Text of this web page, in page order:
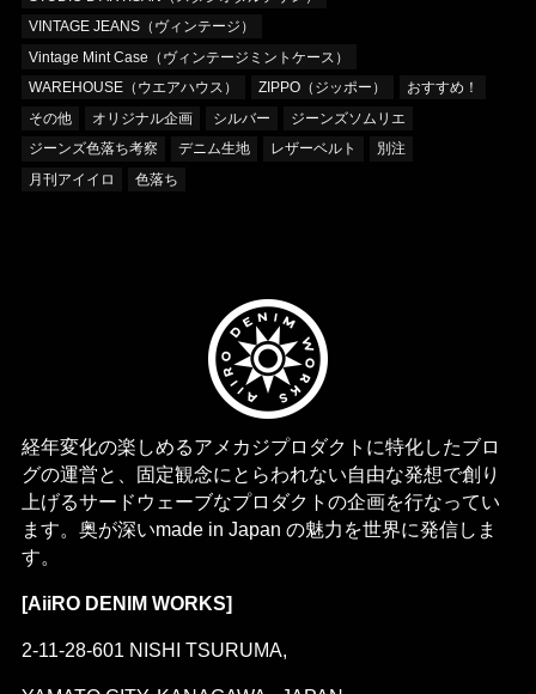
VINTAGE JEANS（ヴィンテージ）
Vintage Mint Case（ヴィンテージミントケース）
WAREHOUSE（ウエアハウス）
ZIPPO（ジッポー）
おすすめ！
その他
オリジナル企画 シルバー
ジーンズソムリエ
ジーンズ色落ち考察
デニム生地 レザーベルト
別注
月刊アイイロ
色落ち
経年変化の楽しめるアメカジプロダクトに特化したブロ
グの運営と、固定観念にとらわれない自由な発想で創り
上げるサードウェーブなプロダクトの企画を行なってい
ます。奥が深いmade in Japan の魅力を世界に発信しま
す。
[AiiRO DENIM WORKS]
2-11-28-601 NISHI TSURUMA,